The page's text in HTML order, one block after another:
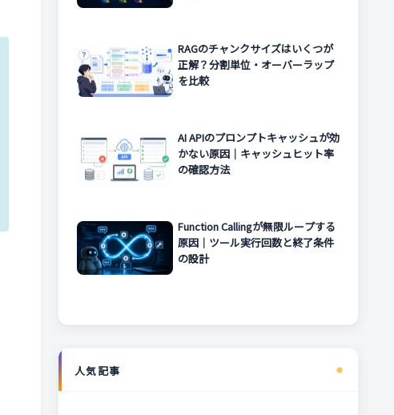
RAGのチャンクサイズはいくつが
正解？分割単位・オーバーラップ
を比較
AI APIのプロンプトキャッシュが効
かない原因｜キャッシュヒット率
の確認方法
Function Callingが無限ループする
原因｜ツール実行回数と終了条件
の設計
人気記事